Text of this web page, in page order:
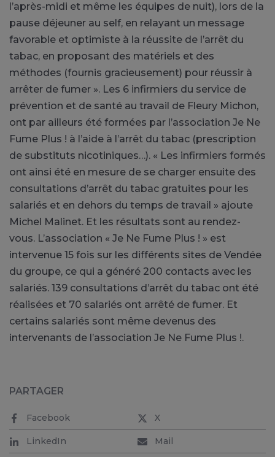
l’après-midi et même les équipes de nuit), lors de la
pause déjeuner au self, en relayant un message
favorable et optimiste à la réussite de l’arrêt du
tabac, en proposant des matériels et des
méthodes (fournis gracieusement) pour réussir à
arrêter de fumer ». Les 6 infirmiers du service de
prévention et de santé au travail de Fleury Michon,
ont par ailleurs été formées par l’association Je Ne
Fume Plus ! à l’aide à l’arrêt du tabac (prescription
de substituts nicotiniques…). « Les infirmiers formés
ont ainsi été en mesure de se charger ensuite des
consultations d’arrêt du tabac gratuites pour les
salariés et en dehors du temps de travail » ajoute
Michel Malinet. Et les résultats sont au rendez-
vous. L’association « Je Ne Fume Plus ! » est
intervenue 15 fois sur les différents sites de Vendée
du groupe, ce qui a généré 200 contacts avec les
salariés. 139 consultations d’arrêt du tabac ont été
réalisées et 70 salariés ont arrêté de fumer. Et
certains salariés sont même devenus des
intervenants de l’association Je Ne Fume Plus !.
PARTAGER
Facebook X
LinkedIn Mail